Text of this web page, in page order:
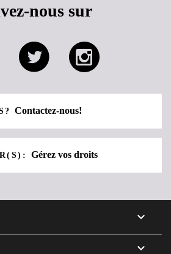
nous sur
Contactez-nous!
Gérez vos droits

